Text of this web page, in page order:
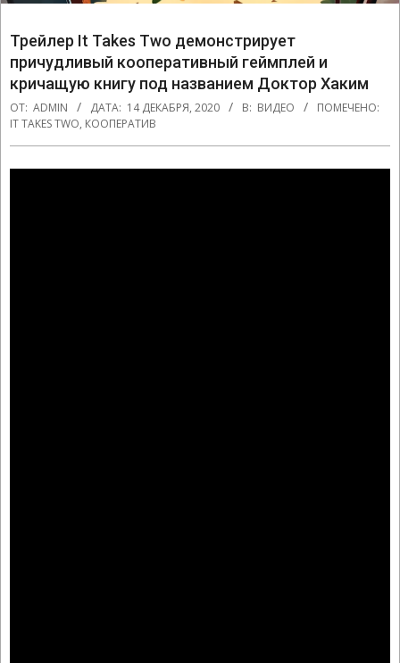
Трейлер It Takes Two демонстрирует
причудливый кооперативный геймплей и
кричащую книгу под названием Доктор Хаким
ОТ: ADMIN ДАТА: 14 ДЕКАБРЯ, 2020 В: ВИДЕО
ПОМЕЧЕНО:
IT TAKES TWO, КООПЕРАТИВ